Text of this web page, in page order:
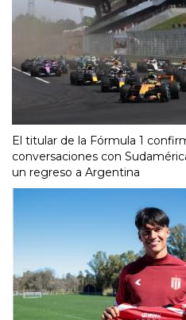
El titular de la Fórmula 1
conversaciones con
un regreso a Argentina